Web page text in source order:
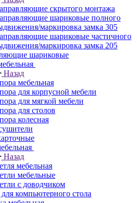
скрытого монтажа
шариковые полного
маркировка замка 305
шариковые частичного
маркировка замка 205
шариковые
Назад
мебельная
для корпусной мебели
для мягкой мебели
для столов
колесная
Назад
мебельная
мебельные
с доводчиком
для компьютерного стола